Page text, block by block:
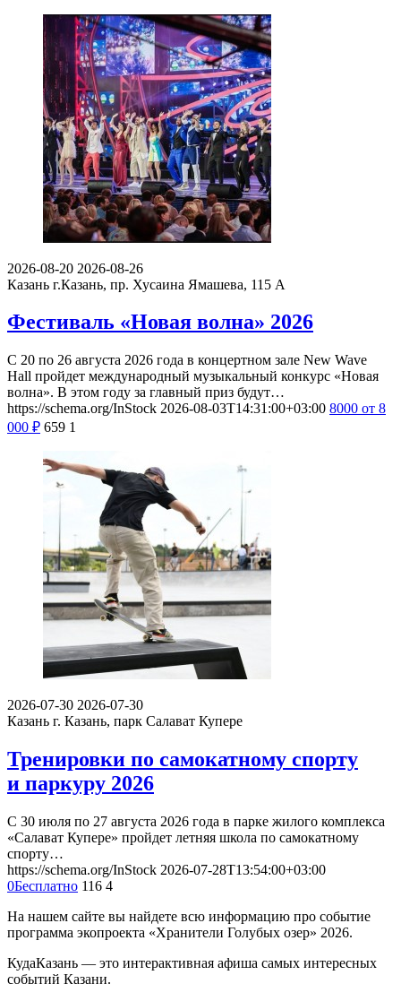
2026-08-20 2026-08-26
Казань г.Казань, пр. Хусаина Ямашева, 115 A
Фестиваль «Новая волна» 2026
С 20 по 26 августа 2026 года в концертном зале New Wave
Hall пройдет международный музыкальный конкурс «Новая
волна». В этом году за главный приз будут…
https://schema.org/InStock 2026-08-03T14:31:00+03:00 8000 от 8
000 ₽ 659 1
2026-07-30 2026-07-30
Казань г. Казань, парк Салават Купере
Тренировки по самокатному спорту
и паркуру 2026
С 30 июля по 27 августа 2026 года в парке жилого комплекса
«Салават Купере» пройдет летняя школа по самокатному
спорту…
https://schema.org/InStock 2026-07-28T13:54:00+03:00
0Бесплатно 116 4
На нашем сайте вы найдете всю информацию про событие
программа экопроекта «Хранители Голубых озер» 2026.
КудаКазань — это интерактивная афиша самых интересных
событий Казани.